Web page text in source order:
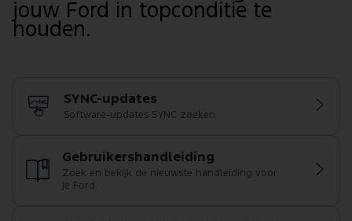
jouw Ford in topconditie te
houden.
SYNC-updates
Software-updates SYNC zoeken
Gebruikershandleiding
Zoek en bekijk de nieuwste handleiding voor
je Ford.